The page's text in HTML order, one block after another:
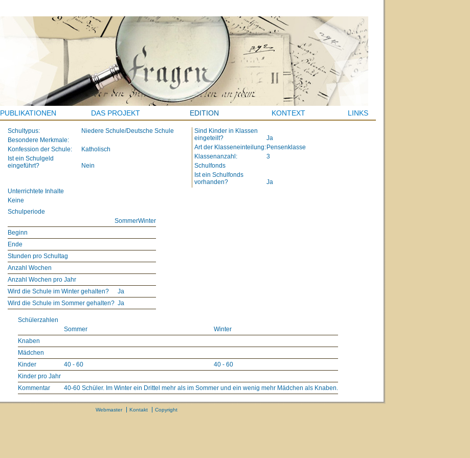
PUBLIKATIONEN DAS PROJEKT EDITION KONTEXT LINKS
Schultypus:
Niedere Schule/Deutsche Schule
Besondere Merkmale:
Konfession der Schule:
Katholisch
Ist ein Schulgeld
eingeführt?
Nein
Sind Kinder in Klassen
eingeteilt?
Ja
Art der Klasseneinteilung: Pensenklasse
Klassenanzahl:
3
Schulfonds
Ist ein Schulfonds
vorhanden?
Ja
Unterrichtete Inhalte
Keine
Schulperiode
SommerWinter
Beginn
Ende
Stunden pro Schultag
Anzahl Wochen
Anzahl Wochen pro Jahr
Wird die Schule im Winter gehalten?
Ja
Wird die Schule im Sommer gehalten? Ja
Schülerzahlen
Sommer
Winter
Knaben
Mädchen
Kinder
40 - 60
40 - 60
Kinder pro Jahr
Kommentar
40-60 Schüler. Im Winter ein Drittel mehr als im Sommer und ein wenig mehr Mädchen als Knaben.
Webmaster Kontakt Copyright